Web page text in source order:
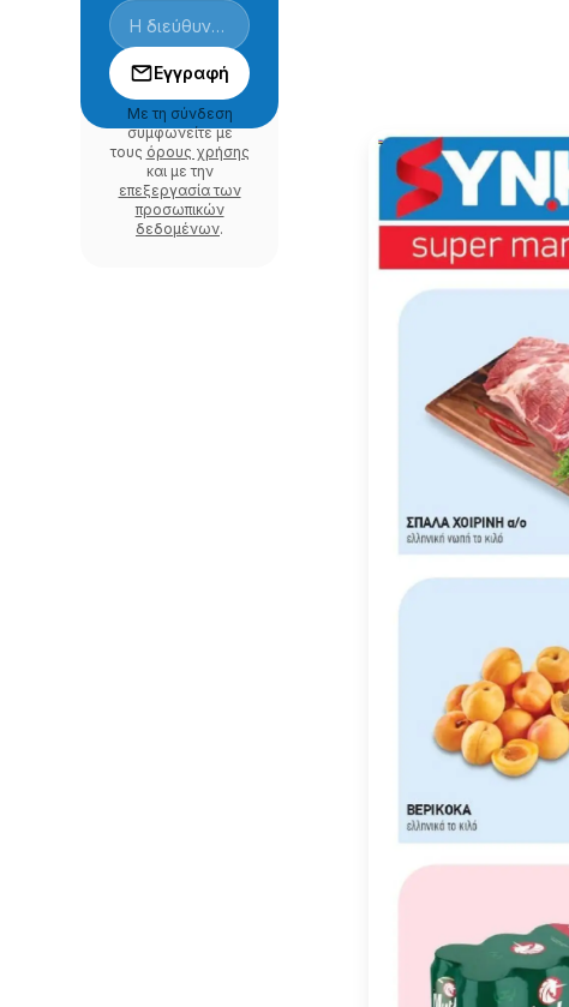
Εγγραφή
Με τη σύνδεση
συμφωνείτε με
τους όρους χρήσης
και με την
επεξεργασία των
προσωπικών
δεδομένων.